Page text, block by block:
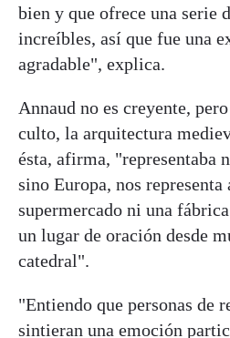
bien y que ofrece una serie
increíbles, así que fue una
agradable", explica.
Annaud no es creyente,
culto, la arquitectura
ésta, afirma, "representaba
sino Europa, nos representa
supermercado ni una
un lugar de oración desde
catedral".
"Entiendo que personas de
sintieran una emoción